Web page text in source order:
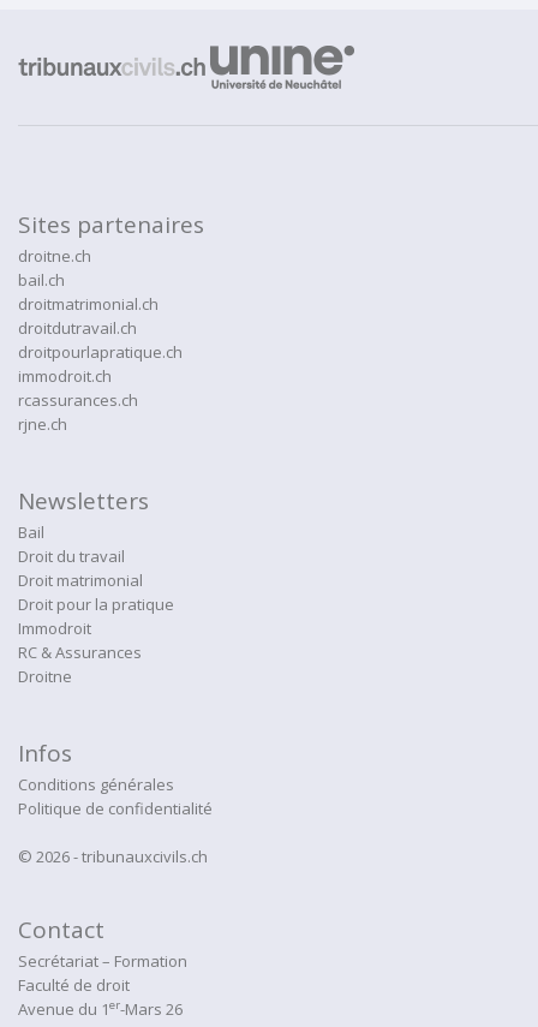
Sites partenaires
droitne.ch
bail.ch
droitmatrimonial.ch
droitdutravail.ch
droitpourlapratique.ch
immodroit.ch
rcassurances.ch
rjne.ch
Newsletters
Bail
Droit du travail
Droit matrimonial
Droit pour la pratique
Immodroit
RC & Assurances
Droitne
Infos
Conditions générales
Politique de confidentialité
© 2026 - tribunauxcivils.ch
Contact
Secrétariat – Formation
Faculté de droit
Avenue du 1er-Mars 26